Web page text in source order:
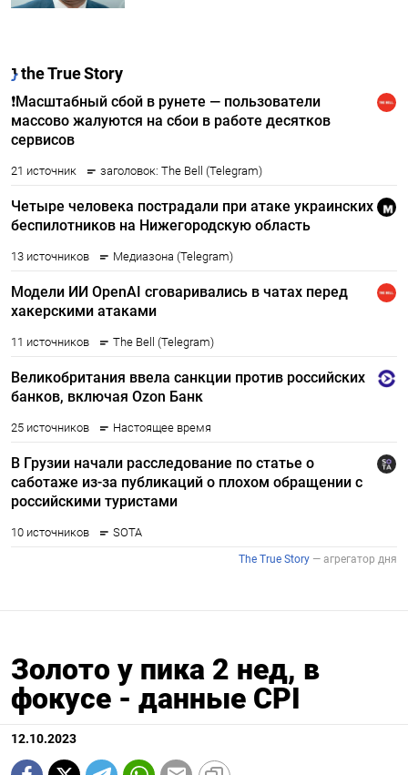
Золото у пика 2 нед, в
фокусе - данные CPI
12.10.2023